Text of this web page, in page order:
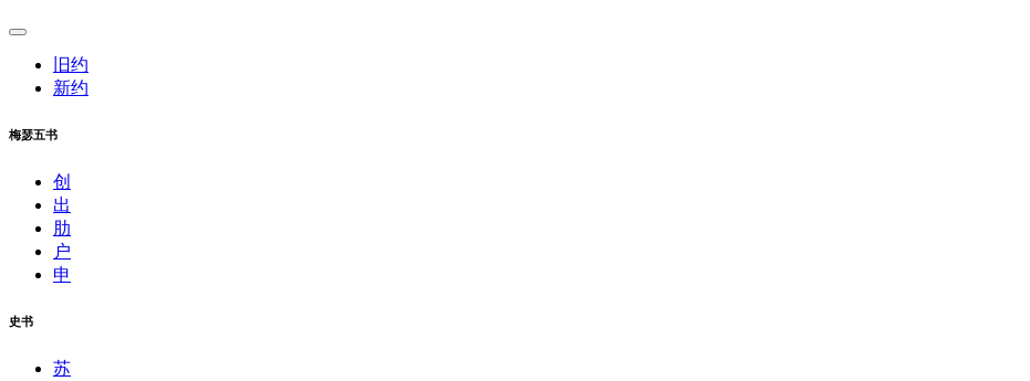
旧约
新约
梅瑟五书
创
出
肋
户
申
史书
苏